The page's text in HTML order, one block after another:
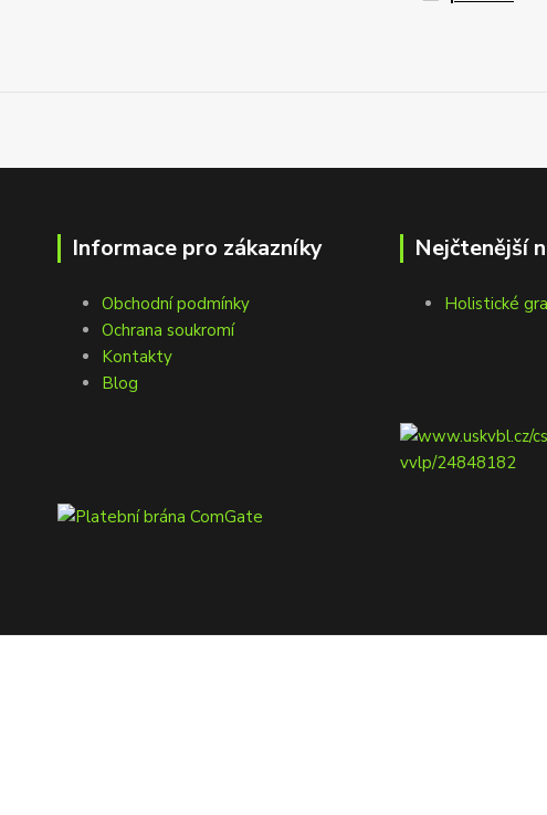
Informace pro zákazníky
Obchodní podmínky
Ochrana soukromí
Kontakty
Blog
Nejčtenější
Holistické